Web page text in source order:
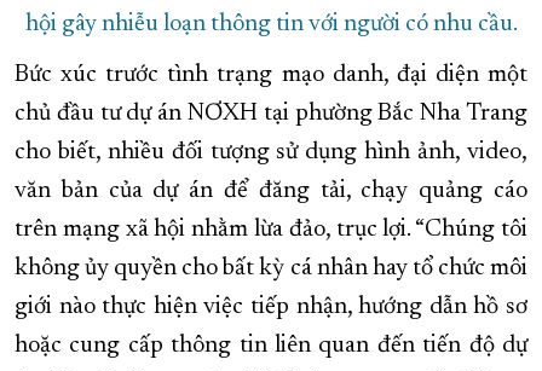
hội gây nhiễu loạn thông tin với người có nhu cầu.
Bức xúc trước tình trạng mạo danh, đại diện một
chủ đầu tư dự án NƠXH tại phường Bắc Nha Trang
cho biết, nhiều đối tượng sử dụng hình ảnh, video,
văn bản của dự án để đăng tải, chạy quảng cáo
trên mạng xã hội nhằm lừa đảo, trục lợi. “Chúng tôi
không ủy quyền cho bất kỳ cá nhân hay tổ chức môi
giới nào thực hiện việc tiếp nhận, hướng dẫn hồ sơ
hoặc cung cấp thông tin liên quan đến tiến độ dự